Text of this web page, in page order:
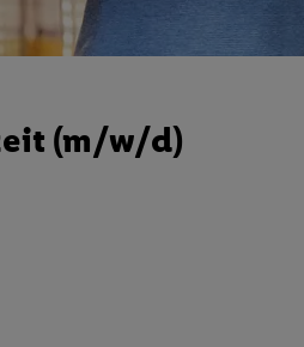
(m/w/d)